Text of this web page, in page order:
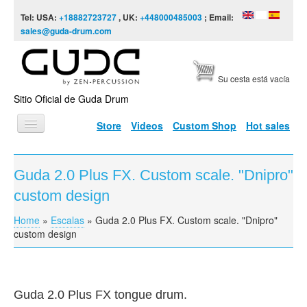
Tel: USA: +18882723727, UK: +448000485003 ; Email:
sales@guda-drum.com
Sitio Oficial de Guda Drum
Su cesta está vacía
Store Videos Custom Shop Hot sales
INICIO
TIPOS DE GUDA
ESCALAS
Guda 2.0 Plus FX. Custom scale. "Dnipro"
custom design
You are here
Home » Escalas » Guda 2.0 Plus FX. Custom scale. "Dnipro"
custom design
Guda 2.0 Plus FX tongue drum.